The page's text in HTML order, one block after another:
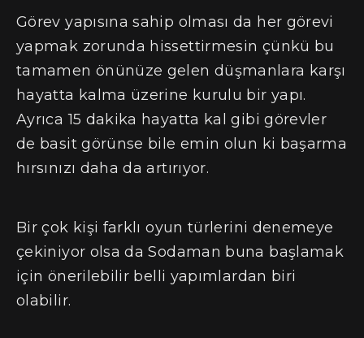
Görev yapısına sahip olması da her görevi
yapmak zorunda hissettirmesin çünkü bu
tamamen önünüze gelen düşmanlara karşı
hayatta kalma üzerine kurulu bir yapı.
Ayrıca 15 dakika hayatta kal gibi görevler
de basit görünse bile emin olun ki başarma
hırsınızı daha da artırıyor.
Bir çok kişi farklı oyun türlerini denemeye
çekiniyor olsa da Sodaman buna başlamak
için önerilebilir belli yapımlardan biri
olabilir.